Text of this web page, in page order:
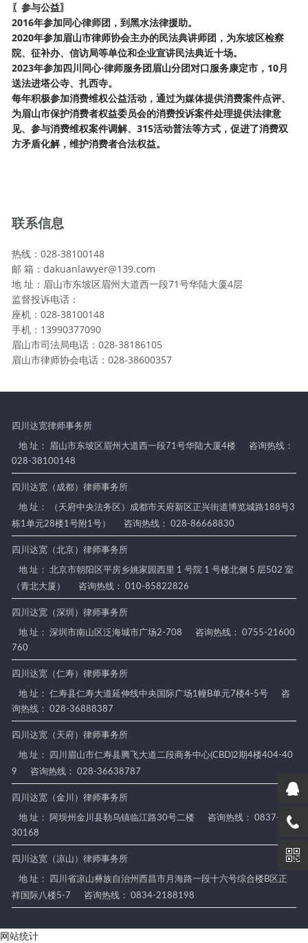
〖参与公益〗
2016年参加同心律师团，到黑水法律援助。
2020年参加眉山市律师协会主办的民法典讲师团，为东坡区检察
院、征补办、信访局等单位和企业宣讲民法典近十场。
2023年参加四川同心·律师服务团眉山分团对口服务康定市，10月
送法进塔公寺、扎西寺。
每年积极参加消费维权公益活动，通过为媒体提供消费案件点评、
为眉山市保护消费者权益委员会的消费投诉案件处理提供法律意
见、参与消费维权案件调解、315活动普法等方式，促进了消费双
方矛盾化解，维护消费者合法权益。
联系信息
热线：028-38100148
邮 箱：dakuanlawyer@139.com
地 址：眉山市东坡区眉州大道西一段71号华陆大厦4层
监督投诉电话：
座机：028-38100148
手机：13990377090
眉山市司法局电话：028-38186105
眉山市律师协会电话：028-38600357
四川达宽律师事务所
地 址： 眉山市东坡区眉州大道西一段71号华陆大厦4楼
咨询热线：
028-38100148
四川达宽（成都）律师事务所
地 址： （天府中央法务区）成都市天府新区正兴街道博览城路188号3
栋1单元28楼1号附1号）
咨询热线： 028-86668830
四川达宽（北京）律师事务所
地 址： 北京市朝阳区平房乡姚家园西里 1 号院 1 号楼北侧 5 层502 室
（青北大厦）
咨询热线： 010-85822826
四川达宽（深圳）律师事务所
地 址： 深圳市南山区泛海城市广场2-708
咨询热线： 0755-21600
760
四川达宽（仁寿）律师事务所
地 址： 仁寿县仁寿大道延伸线中央国际广场1幢B单元7楼4-5号
咨
询热线： 028-36888387
四川达宽（天府）律师事务所
地 址： 四川眉山市仁寿县腾飞大道二段商务中心(CBD)2期4楼404-40
9
咨询热线： 028-36638787
四川达宽（金川）律师事务所
地 址： 阿坝州金川县勒乌镇临江路30号二楼
咨询热线： 0837-88
30168
四川达宽（凉山）律师事务所
地 址： 四川省凉山彝族自治州西昌市月海路一段十六号综合楼B区正
祥国际八楼5-7
咨询热线： 0834-2188198
网站统计